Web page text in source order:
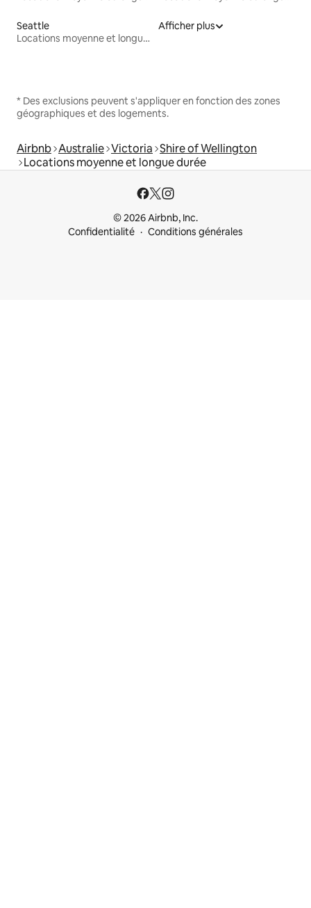
Seattle
Locations moyenne et longue durée
Afficher plus
* Des exclusions peuvent s'appliquer en fonction des zones
géographiques et des logements.
Airbnb Australie Victoria Shire of Wellington
Locations moyenne et longue durée
© 2026 Airbnb, Inc.
Confidentialité
Conditions générales